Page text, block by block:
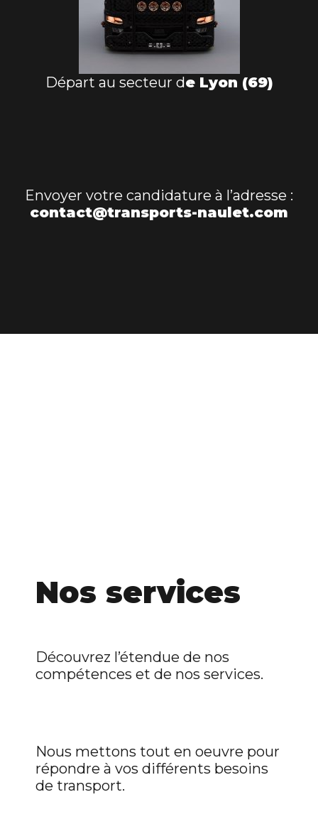
Départ au secteur de Lyon (69)
Envoyer votre candidature à l’adresse :
contact@transports-naulet.com
Nos services
Découvrez l’étendue de nos
compétences et de nos services.
Nous mettons tout en oeuvre pour
répondre à vos différents besoins
de transport.